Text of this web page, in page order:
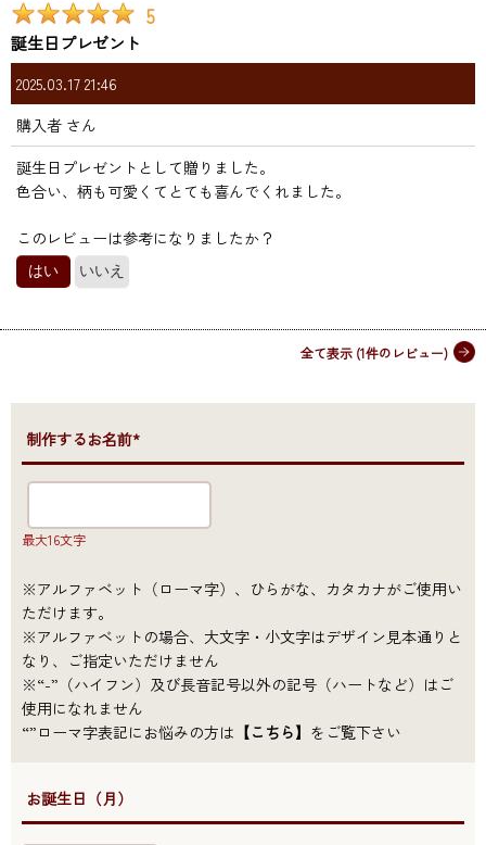
5
誕生日プレゼント
2025.03.17 21:46
購入者 さん
誕生日プレゼントとして贈りました。
色合い、柄も可愛くてとても喜んでくれました。
このレビューは参考になりましたか？
はい いいえ
全て表示 (1件のレビュー)
●制作するお名前*
最大16文字
※アルファベット（ローマ字）、ひらがな、カタカナがご使用い
ただけます。
※アルファベットの場合、大文字・小文字はデザイン見本通りと
なり、ご指定いただけません
※“-”（ハイフン）及び長音記号以外の記号（ハートなど）はご
使用になれません
“”ローマ字表記にお悩みの方は 【こちら】 をご覧下さい
●お誕生日（月）